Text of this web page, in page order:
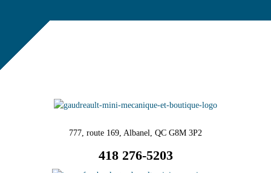
777, route 169, Albanel, QC G8M 3P2
418 276-5203